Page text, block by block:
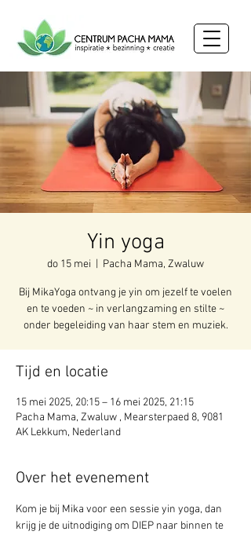
Yin yoga
do 15 mei Pacha Mama, Zwaluw
Bij MikaYoga ontvang je yin om jezelf te voelen
en te voeden ~ in verlangzaming en stilte ~
onder begeleiding van haar stem en muziek.
Tijd en locatie
15 mei 2025, 20:15 – 16 mei 2025, 21:15
Pacha Mama, Zwaluw , Mearsterpaed 8, 9081
AK Lekkum, Nederland
Over het evenement
Kom je bij Mika voor een sessie yin yoga, dan
krijg je de uitnodiging om DIEP naar binnen te